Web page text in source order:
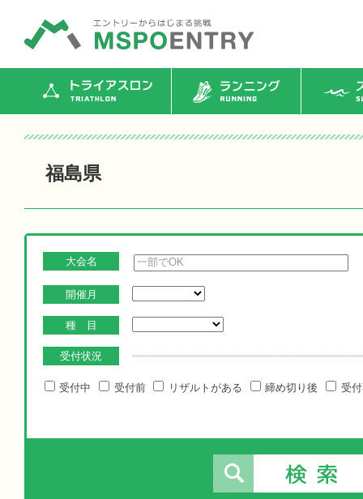
トライアスロン ランニング ス
福島県
大会名
開催月
種 目
受付状況
受付中 受付前 リザルトがある 締め切り後 受